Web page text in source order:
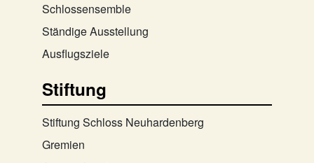
Schlossensemble
Ständige Ausstellung
Ausflugsziele
Stiftung
Stiftung Schloss Neuhardenberg
Gremien